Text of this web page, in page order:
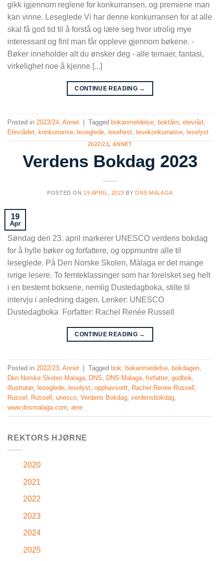
gikk igjennom reglene for konkurransen, og premiene man
kan vinne. Leseglede Vi har denne konkurransen for at alle
skal få god tid til å forstå og lære seg hvor utrolig mye
interessant og fint man får oppleve gjennom bøkene. -
Bøker inneholder alt du ønsker deg - alle temaer, fantasi,
virkelighet noe å kjenne [...]
CONTINUE READING →
Posted in 2023/24 Annet | Tagged bokanmeldelse boktårn elevråd
Elevrådet konkurranse leseglede lesehest lesekonkurranse leselyst
2022/23, ANNET
Verdens Bokdag 2023
POSTED ON 19 APRIL, 2023 BY DNS MALAGA
19
Apr
Søndag den 23. april markerer UNESCO verdens bokdag
for å hylle bøker og forfattere, og oppmuntre alle til
leseglede. På Den Norske Skolen, Málaga er det mange
ivrige lesere. To femteklassinger som har forelsket seg helt
i en bestemt bokserie, nemlig Dustedagboka, stilte til
intervju i anledning dagen. Lenker: UNESCO
Dustedagboka Forfatter: Rachel Renée Russell
CONTINUE READING →
Posted in 2022/23 Annet Tagged bok bokanmeldelse bokdagen
Den Norske Skolen Malaga
DNS DNS Malaga forfatter, godbok
illustratør, leseglede leselyst opphavsrett Rachel Renee Russell
Russel
Russell unesco Verdens Bokdag verdensbokdag
www.dnsmalaga.com ære
REKTORS HJØRNE
2020
2021
2022
2023
2024
2025